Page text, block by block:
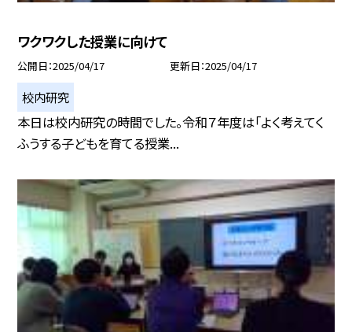
ワクワクした授業に向けて
公開日 2025/04/17 更新日 2025/04/17
校内研究
本日は校内研究の時間でした。令和７年度は「よく考えてく
ふうする子どもを育てる授業...